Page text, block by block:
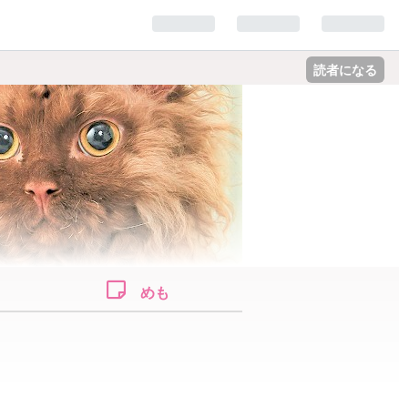
読者になる
めも